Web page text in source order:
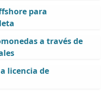
para
a través de
licencia de